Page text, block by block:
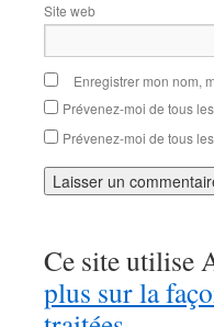
Site web
Enregistrer mon nom,
Prévenez-moi de tous
Prévenez-moi de tous
Ce site utilise
plus sur la